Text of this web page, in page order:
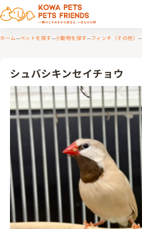
ホーム ペットを探す 小動物を探す フィンチ（その他）
シュバシキンセイチョウ